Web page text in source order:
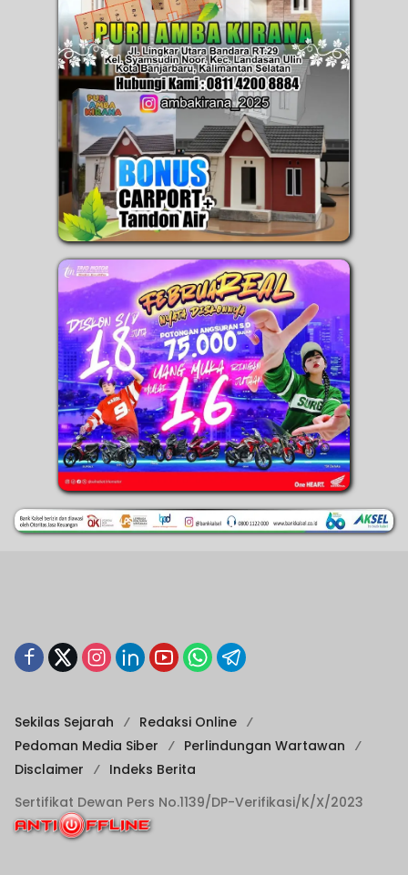
Sekilas Sejarah
Redaksi Online
Pedoman Media Siber
Perlindungan Wartawan
Disclaimer
Indeks Berita
Sertifikat Dewan Pers No.1139/DP-Verifikasi/K/X/2023